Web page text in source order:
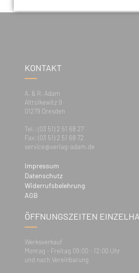
KONTAKT
A. & R. Adam
Alttolkewitz 9
01279 Dresden
Tel.: (03 51) 2 51 68 27
Fax: (03 51) 2 51 68 72
service@verlag-adam.de
Impressum
Datenschutz
Widerrufsbelehrung
AGB
ÖFFNUNGSZEITEN
Werksverkauf
Montag - Freitag 09:00 - 12:00 Uhr
und nach Vereinbarung